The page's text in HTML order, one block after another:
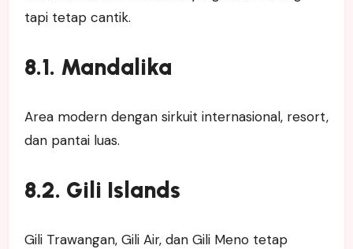
tapi tetap cantik.
8.1. Mandalika
Area modern dengan sirkuit internasional, resort,
dan pantai luas.
8.2. Gili Islands
Gili Trawangan, Gili Air, dan Gili Meno tetap